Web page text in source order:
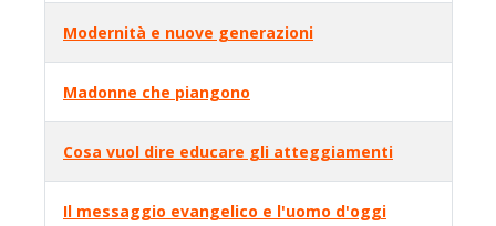
Modernità e nuove generazioni
Madonne che piangono
Cosa vuol dire educare gli atteggiamenti
Il messaggio evangelico e l'uomo d'oggi